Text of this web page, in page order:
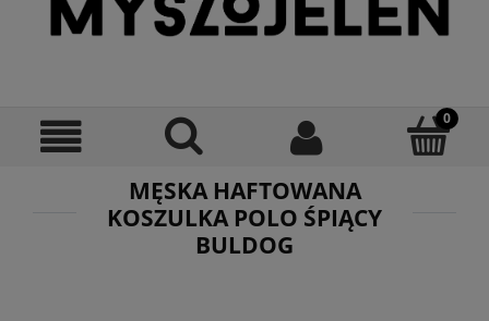
MĘSKA HAFTOWANA
KOSZULKA POLO ŚPIĄCY
BULDOG